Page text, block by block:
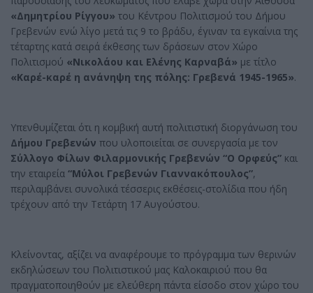
«Δημητρίου Ρίγγου» του Κέντρου Πολιτισμού του Δήμου
Γρεβενών ενώ λίγο μετά τις 9 το βράδυ, έγιναν τα εγκαίνια της
τέταρτης κατά σειρά έκθεσης των δράσεων στον Χώρο
Πολιτισμού «Νικολάου και Ελένης Καρναβά» με τίτλο
«Καρέ-καρέ η ανάνηψη της πόλης: Γρεβενά 1945-1965».
Υπενθυμίζεται ότι η κομβική αυτή πολιτιστική διοργάνωση του
Δήμου Γρεβενών που υλοποιείται σε συνεργασία με τον
Σύλλογο Φίλων Φιλαρμονικής Γρεβενών “Ο Ορφεύς” και
την εταιρεία “Μύλοι Γρεβενών Γιαννακόπουλος”,
περιλαμβάνει συνολικά τέσσερις εκθέσεις-στολίδια που ήδη
τρέχουν από την Τετάρτη 17 Αυγούστου.
Κλείνοντας, αξίζει να αναφέρουμε το πρόγραμμα των θερινών
εκδηλώσεων του Πολιτιστικού μας Καλοκαιριού που θα
πραγματοποιηθούν με ελεύθερη πάντα είσοδο στον χώρο του